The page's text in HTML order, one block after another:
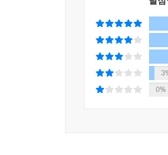
냉소와 위악으로 포장
방식으로 이해하려는 다
그래서 결국은 자신까지
“작가로 데뷔한 지 15년
0%